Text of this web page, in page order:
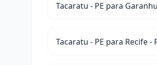
Tacaratu - PE para
Tacaratu - PE para Recife -